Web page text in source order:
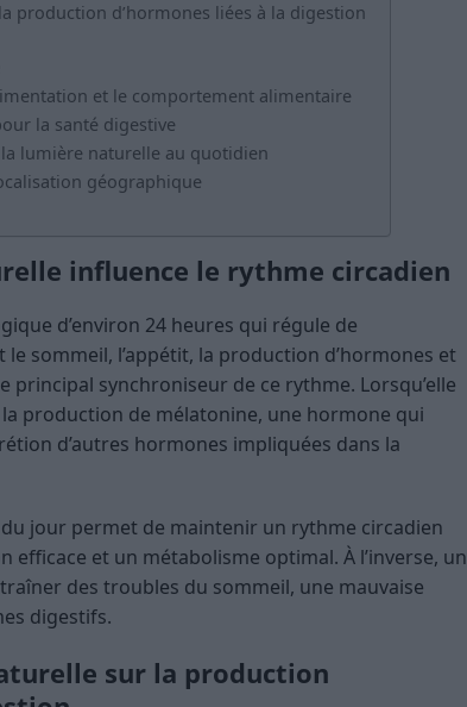
production d’hormones liées à la digestion
et le comportement alimentaire
la santé digestive
lumière naturelle au quotidien
géographique
influence le rythme circadien
d’environ 24 heures qui régule de
sommeil, l’appétit, la production d’hormones et
principal synchroniseur de ce rythme. Lorsqu’elle
production de mélatonine, une hormone qui
d’autres hormones impliquées dans la
jour permet de maintenir un rythme circadien
efficace et un métabolisme optimal. À l’inverse, un
des troubles du sommeil, une mauvaise
digestifs.
sur la production